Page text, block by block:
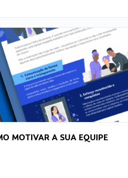
MOTIVAR A SUA EQUIPE